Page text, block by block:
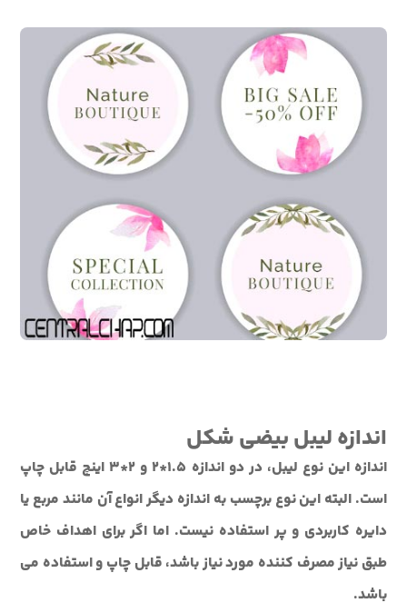
اندازه لیبل بیضی شکل
اندازه این نوع لیبل، در دو اندازه 1.5*2 و 2*3 اینچ قابل چاپ
است. البته این نوع برچسب به اندازه دیگر انواع آن مانند مربع یا
دایره کاربردی و پر استفاده نیست. اما اگر برای اهداف خاص
طبق نیاز مصرف کننده مورد نیاز باشد، قابل چاپ و استفاده می
باشد.